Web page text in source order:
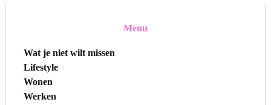
Menu
Wat je niet wilt missen
Lifestyle
Wonen
Werken